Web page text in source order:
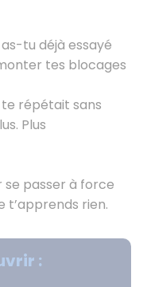
as-tu déjà essayé
tes blocages
répétait sans
Plus
se passer à force
t’apprends rien.
: